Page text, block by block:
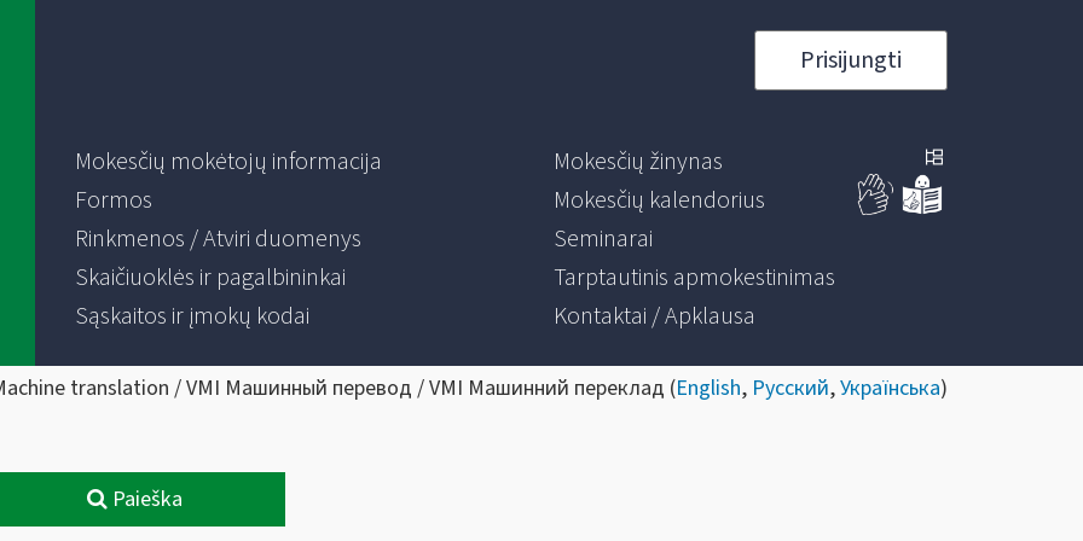
Prisijungti
Mokesčių mokėtojų informacija
Formos
Rinkmenos / Atviri duomenys
Skaičiuoklės ir pagalbininkai
Sąskaitos ir įmokų kodai
Mokesčių žinynas
Mokesčių kalendorius
Seminarai
Tarptautinis apmokestinimas
Kontaktai / Apklausa
translation / VMI Машинный перевод / VMI Машинний переклад (English, Русский,Українська)
Paieška